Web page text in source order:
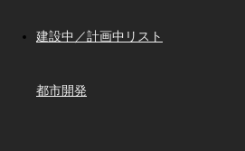
建設中／計画中リスト
都市開発